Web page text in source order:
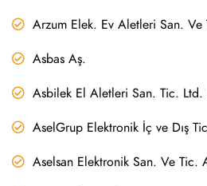
Arzum Elek. Ev Aletleri San. Ve
Asbas Aş.
Asbilek El Aletleri San. Tic. Ltd.
AselGrup Elektronik İç ve Dış
Aselsan Elektronik San. Ve Tic.